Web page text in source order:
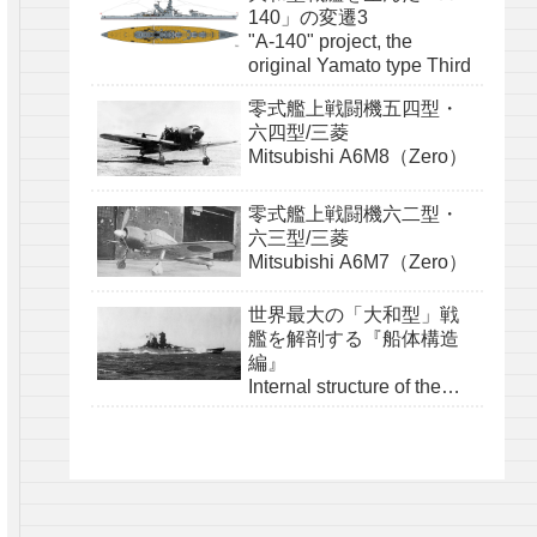
140」の変遷3
"A-140" project, the
original Yamato type Third
零式艦上戦闘機五四型・
六四型/三菱
Mitsubishi A6M8（Zero）
零式艦上戦闘機六二型・
六三型/三菱
Mitsubishi A6M7（Zero）
世界最大の「大和型」戦
艦を解剖する『船体構造
編』
Internal structure of the